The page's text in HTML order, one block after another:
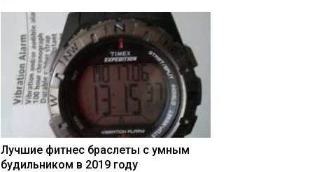
Лучшие фитнес браслеты с умным
будильником в 2019 году